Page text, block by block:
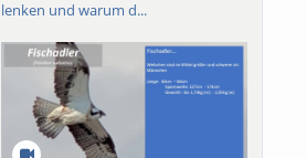
lenken und warum d...